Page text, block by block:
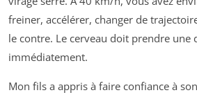
freiner, accélérer, changer de
le contre. Le cerveau doit prendre une
immédiatement.
Mon fils a appris à faire confiance à